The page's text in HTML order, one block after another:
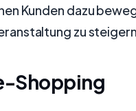
Kunden dazu
zu
Shopping